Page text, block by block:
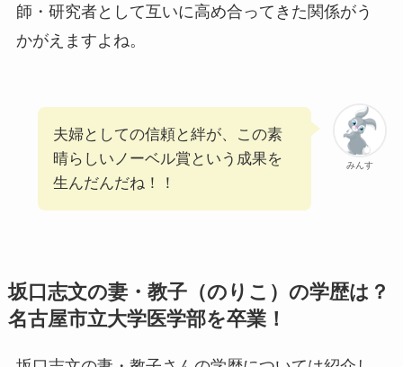
師・研究者として互いに高め合ってきた関係がう
かがえますよね。
みんす
夫婦としての信頼と絆が、この素
晴らしいノーベル賞という成果を
生んだんだね！！
坂口志文の妻・教子（のりこ）の学歴は？
名古屋市立大学医学部を卒業！